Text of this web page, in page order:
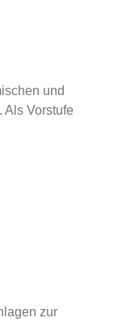
und
Als Vorstufe
zur